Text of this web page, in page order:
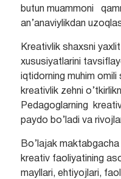
butun muammoni
an’anaviylikdan
Kreativlik shaxsni
xususiyatlarini
iqtidorning muhim
kreativlik zehni
Pedagoglarning
paydo bo’ladi va
Bo’lajak
kreativ faoliyatining
mayllari, ehtiyojlari,